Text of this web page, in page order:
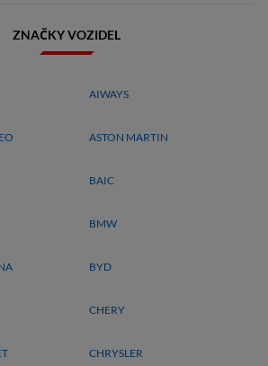
ZNAČKY VOZIDEL
AIWAYS
ASTON MARTIN
BAIC
BMW
BYD
CHERY
CHRYSLER